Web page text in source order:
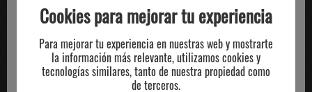
Cookies para mejorar tu experiencia
Para mejorar tu experiencia en nuestras web y mostrarte
la información más relevante, utilizamos cookies y
tecnologías similares, tanto de nuestra propiedad como
de terceros.